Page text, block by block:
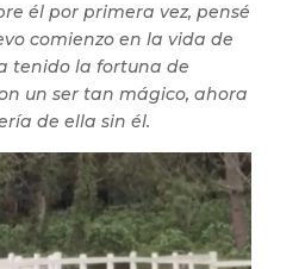
él por primera vez, pensé
comienzo en la vida de
tenido la fortuna de
un ser tan mágico, ahora
de ella sin él.